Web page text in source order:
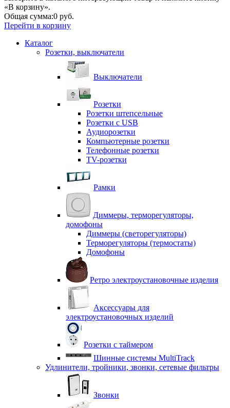
«В корзину».
Общая сумма:0 руб.
Перейти в корзину
Каталог
Розетки, выключатели
Выключатели
Розетки
Розетки штепсельные
Розетки с USB
Аудиорозетки
Компьютерные розетки
Телефонные розетки
TV-розетки
Рамки
Диммеры, терморегуляторы,
домофоны
Диммеры (светорегуляторы)
Терморегуляторы (термостаты)
Домофоны
Ретро электроустановочные изделия
Аксессуары для
электроустановочных изделий
Розетки с таймером
Шинные системы MultiTrack
Удлинители, тройники, звонки, сетевые фильтры
Звонки